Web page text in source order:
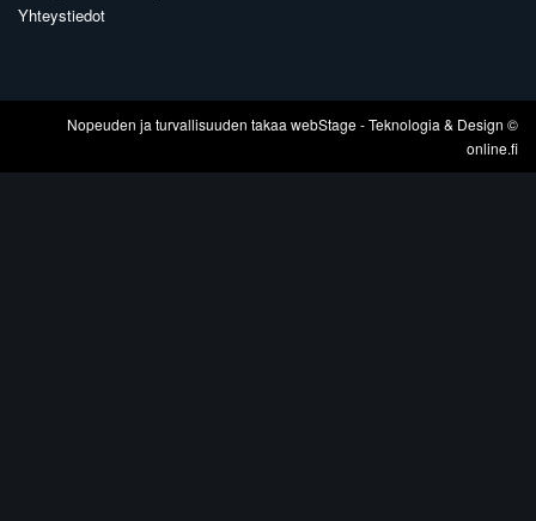
Yhteystiedot
Nopeuden ja turvallisuuden takaa webStage- Teknologia & Design ©
online.fi